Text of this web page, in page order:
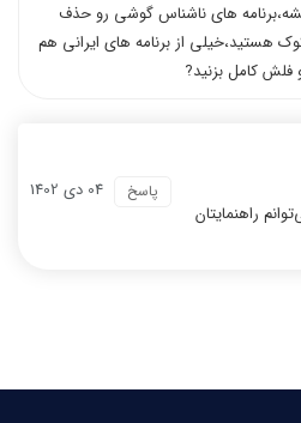
های ناشناس گوشی رو حذف
هستید،خیلی از برنامه های ایرانی هم
فلش کامل بزنید?
04 دی 1402 پاسخ
راهنمایتان